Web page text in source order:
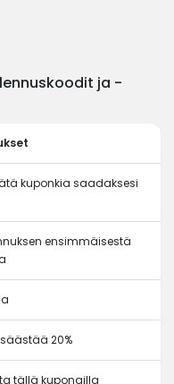
ja -
kuponkia saadaksesi
ensimmäisestä
20%
tällä kupongilla